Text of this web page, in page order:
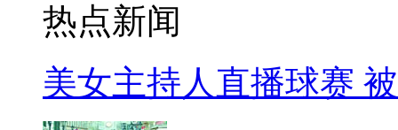
热点新闻
美女主持人直播球赛